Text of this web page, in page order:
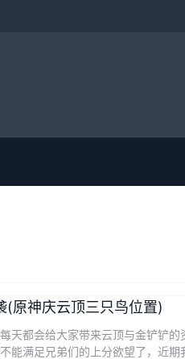
(原神庆云顶三只鸟位置)
天都会给大家带来云顶与金铲铲
能满足兄弟们的上分欲望了，近